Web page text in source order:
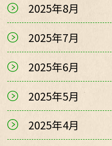
2025年8月
2025年7月
2025年6月
2025年5月
2025年4月